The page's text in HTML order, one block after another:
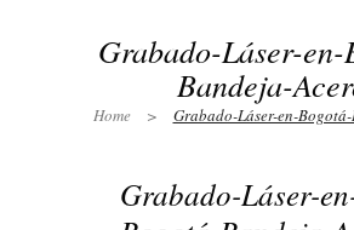
Grabado-Láser-en-
Bandeja-
Home > Grabado-Láser-en-
Grabado-Láser-